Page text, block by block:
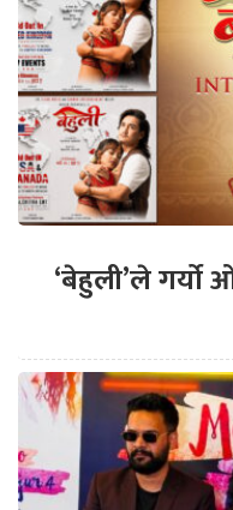
‘बेहुली’ले